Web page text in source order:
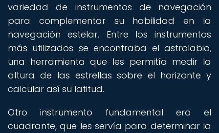
variedad de instrumentos de navegación
para complementar su habilidad en la
navegación estelar. Entre los instrumentos
más utilizados se encontraba el astrolabio,
una herramienta que les permitía medir la
altura de las estrellas sobre el horizonte y
calcular así su latitud.
Otro instrumento fundamental era el
cuadrante, que les servía para determinar la